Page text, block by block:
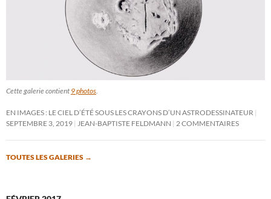
Cette galerie contient 9 photos.
EN IMAGES : LE CIEL D’ÉTÉ SOUS LES CRAYONS D’UN ASTRODESSINATEUR
SEPTEMBRE 3, 2019 JEAN-BAPTISTE FELDMANN 2 COMMENTAIRES
TOUTES LES GALERIES →